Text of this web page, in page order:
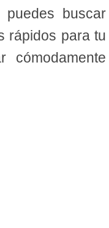
buscar
rápidos para tu
cómodamente